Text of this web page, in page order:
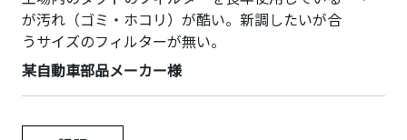
が汚れ（ゴミ・ホコリ）が酷い。新調したいが合
うサイズのフィルターが無い。
某自動車部品メーカー様